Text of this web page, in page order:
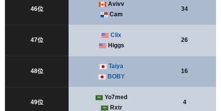
46位
Avivv
Cam
34
47位
Clix
Higgs
26
48位
Taiya
BOBY
16
49位
Yo7med
Rxtr
4